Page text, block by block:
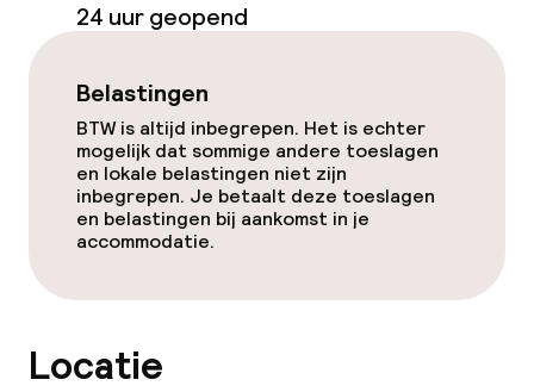
24 uur geopend
Belastingen
BTW is altijd inbegrepen. Het is echter
mogelijk dat sommige andere toeslagen
en lokale belastingen niet zijn
inbegrepen. Je betaalt deze toeslagen
en belastingen bij aankomst in je
accommodatie.
Locatie